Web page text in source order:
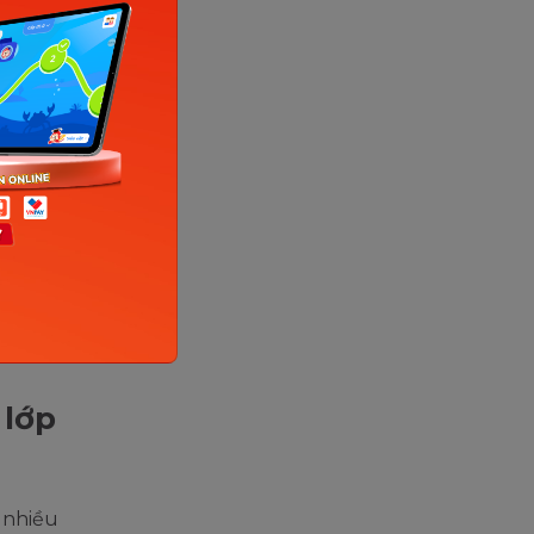
sách
sợ
mẹ khá
theo
chán
lũy,
bị tụt